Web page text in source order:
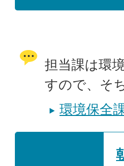
担当課は環
すので、そ
環境保全